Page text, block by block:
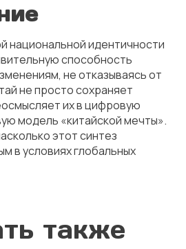
национальной идентичности
способность
не отказываясь от
не просто сохраняет
их в цифровую
модель «китайской мечты».
этот синтез
в условиях глобальных
также